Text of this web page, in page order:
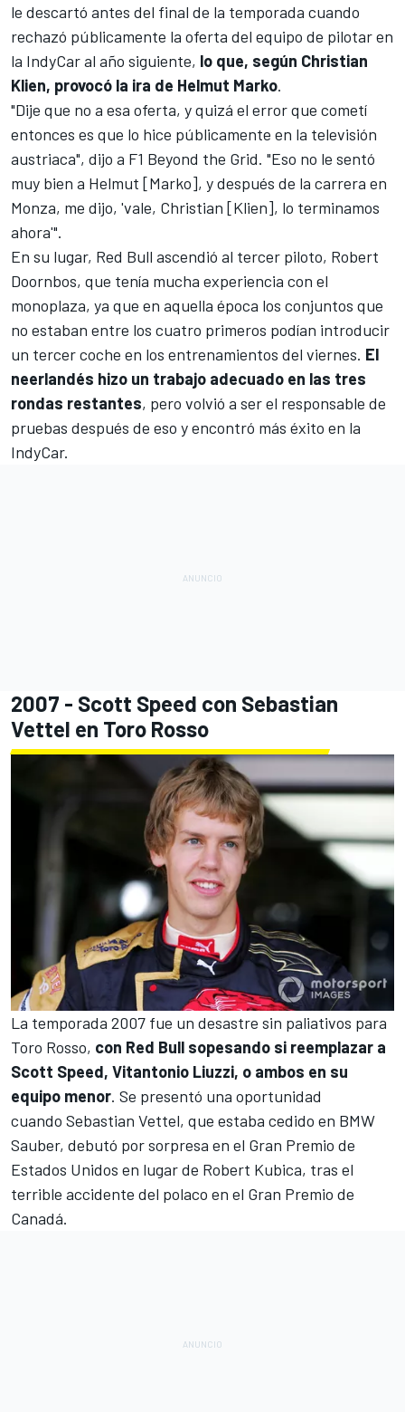
le descartó antes del final de la temporada cuando
rechazó públicamente la oferta del equipo de pilotar en
la IndyCar al año siguiente, lo que, según Christian
Klien, provocó la ira de Helmut Marko.
"Dije que no a esa oferta, y quizá el error que cometí
entonces es que lo hice públicamente en la televisión
austriaca", dijo a F1 Beyond the Grid. "Eso no le sentó
muy bien a Helmut [Marko], y después de la carrera en
Monza, me dijo, 'vale, Christian [Klien], lo terminamos
ahora'".
En su lugar, Red Bull ascendió al tercer piloto, Robert
Doornbos, que tenía mucha experiencia con el
monoplaza, ya que en aquella época los conjuntos que
no estaban entre los cuatro primeros podían introducir
un tercer coche en los entrenamientos del viernes. El
neerlandés hizo un trabajo adecuado en las tres
rondas restantes, pero volvió a ser el responsable de
pruebas después de eso y encontró más éxito en la
IndyCar.
2007 - Scott Speed con Sebastian
Vettel en Toro Rosso
La temporada 2007 fue un desastre sin paliativos para
Toro Rosso, con Red Bull sopesando si reemplazar a
Scott Speed, Vitantonio Liuzzi, o ambos en su
equipo menor. Se presentó una oportunidad
cuando Sebastian Vettel, que estaba cedido en BMW
Sauber, debutó por sorpresa en el Gran Premio de
Estados Unidos en lugar de Robert Kubica, tras el
terrible accidente del polaco en el Gran Premio de
Canadá.